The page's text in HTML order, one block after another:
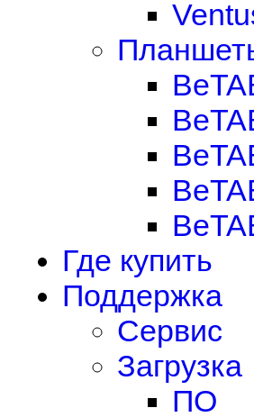
Где купить
Поддержка
Сервис
Загрузка
ПО